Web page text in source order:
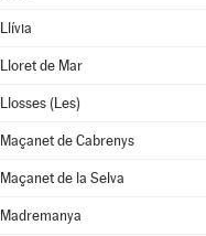
Llívia
Lloret de Mar
Llosses (Les)
Maçanet de Cabrenys
Maçanet de la Selva
Madremanya